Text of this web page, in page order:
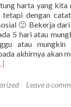
harta yang
tetapi dengan
🙂 Bekerja
5 hari atau
atau mungkin
akhirnya akan
Leave a